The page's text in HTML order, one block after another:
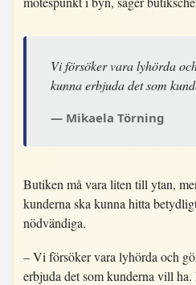
Vi försöker vara lyhörda
kunna erbjuda det som
Mikaela Törning
Butiken må vara liten till ytan,
kunderna ska kunna hitta
nödvändiga.
– Vi försöker vara lyhörda och
erbjuda det som kunderna vill